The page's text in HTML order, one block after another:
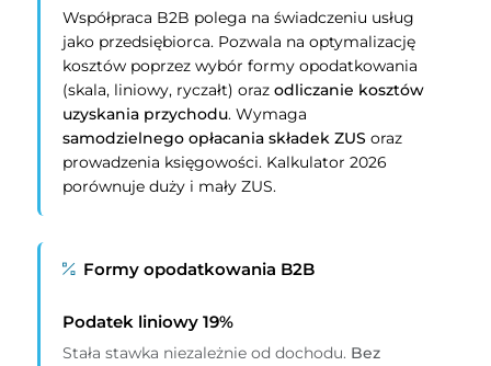
Współpraca B2B polega na świadczeniu usług
jako przedsiębiorca. Pozwala na optymalizację
kosztów poprzez wybór formy opodatkowania
(skala, liniowy, ryczałt) orazodliczanie kosztów
uzyskania przychodu. Wymaga
samodzielnego opłacania składek ZUS oraz
prowadzenia księgowości. Kalkulator 2026
porównuje duży i mały ZUS.
Formy opodatkowania B2B
Podatek liniowy 19%
Stała stawka niezależnie od dochodu. Bez